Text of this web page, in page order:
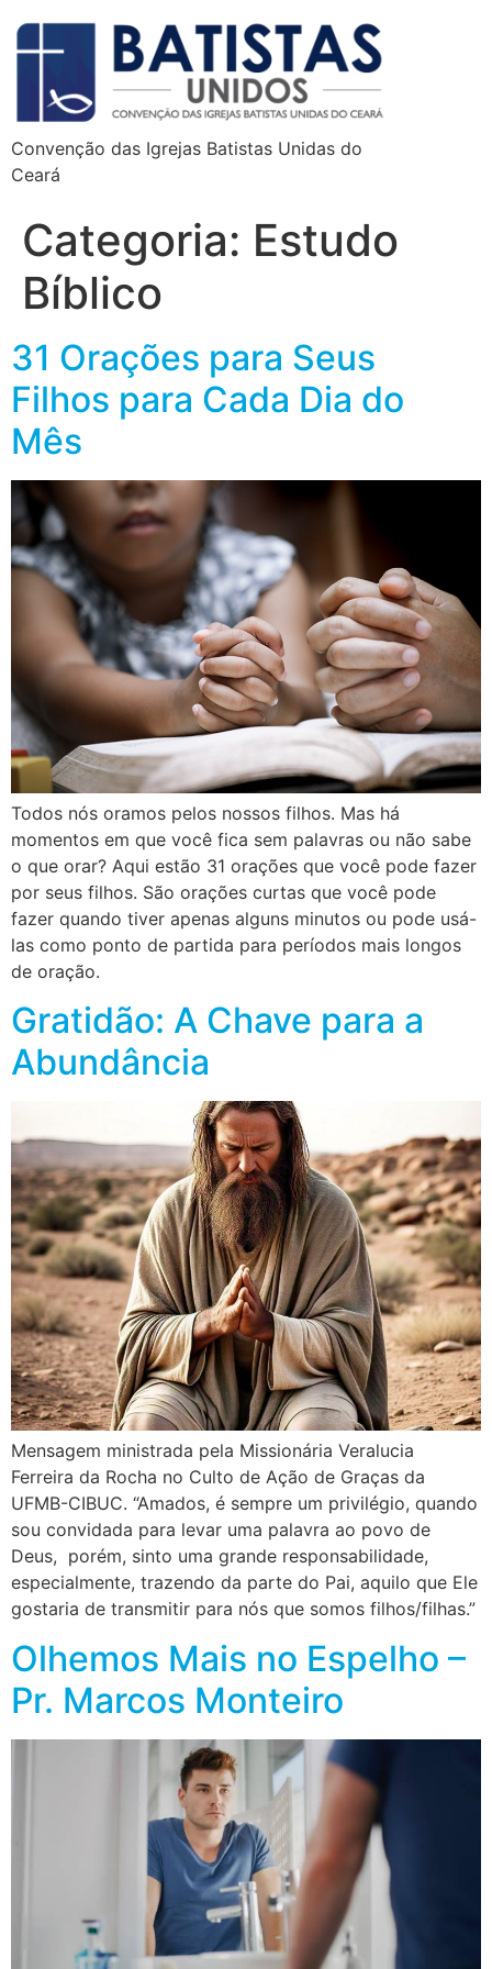
Convenção das Igrejas Batistas Unidas do
Ceará
Categoria: Estudo
Bíblico
31 Orações para Seus
Filhos para Cada Dia do
Mês
Todos nós oramos pelos nossos filhos. Mas há
momentos em que você fica sem palavras ou não sabe
o que orar? Aqui estão 31 orações que você pode fazer
por seus filhos. São orações curtas que você pode
fazer quando tiver apenas alguns minutos ou pode usá-
las como ponto de partida para períodos mais longos
de oração.
Gratidão: A Chave para a
Abundância
Mensagem ministrada pela Missionária Veralucia
Ferreira da Rocha no Culto de Ação de Graças da
UFMB-CIBUC. “Amados, é sempre um privilégio, quando
sou convidada para levar uma palavra ao povo de
Deus, porém, sinto uma grande responsabilidade,
especialmente, trazendo da parte do Pai, aquilo que Ele
gostaria de transmitir para nós que somos filhos/filhas.”
Olhemos Mais no Espelho –
Pr. Marcos Monteiro